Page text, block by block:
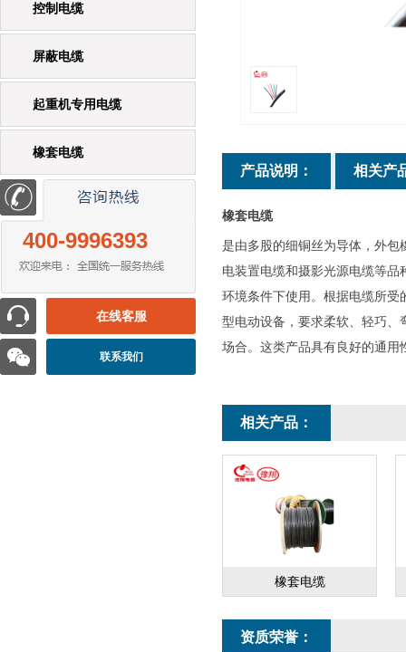
控制电缆
屏蔽电缆
起重机专用电缆
橡套电缆
400-9996393
在线客服
联系我们
产品说明： 相关产
橡套电缆
是由多股的细铜丝为导体，外
电装置电缆和摄影光源电缆等
环境条件下使用。根据电缆所
型电动设备，要求柔软、轻巧
场合。这类产品具有良好的通
相关产品：
橡套电缆
资质荣誉：